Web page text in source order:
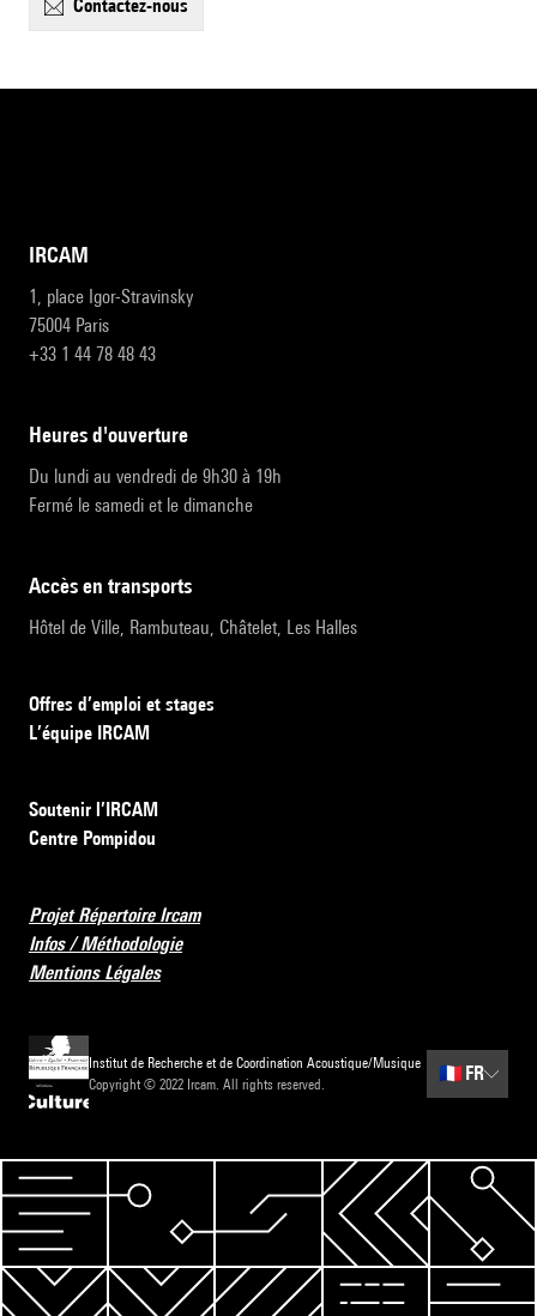
contactez-nous
IRCAM
1, place Igor-Stravinsky
75004 Paris
+33 1 44 78 48 43
heures d'ouverture
Du lundi au vendredi de 9h30 à 19h
Fermé le samedi et le dimanche
accès en transports
Hôtel de Ville, Rambuteau, Châtelet, Les Halles
Offres d’emploi et stages
L’équipe IRCAM
Soutenir l’IRCAM
Centre Pompidou
Projet Répertoire Ircam
Infos / Méthodologie
Mentions Légales
Institut de Recherche et de Coordination Acoustique/Musique
Copyright © 2022 Ircam. All rights reserved.
🇫🇷 FR